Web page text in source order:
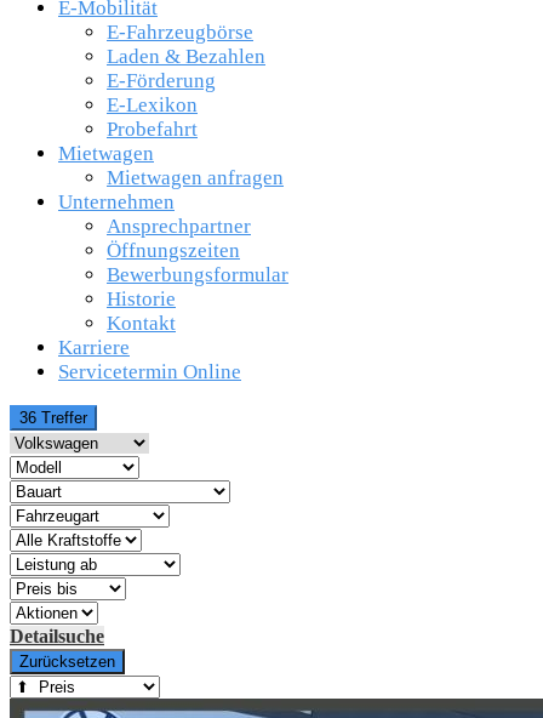
E-Mobilität
E-Fahrzeugbörse
Laden & Bezahlen
E-Förderung
E-Lexikon
Probefahrt
Mietwagen
Mietwagen anfragen
Unternehmen
Ansprechpartner
Öffnungszeiten
Bewerbungsformular
Historie
Kontakt
Karriere
Servicetermin Online
36 Treffer
Detailsuche
Zurücksetzen